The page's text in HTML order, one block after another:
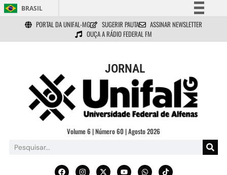
BRASIL
Simplifique!
Comunica BR
Acesso à informação
Legislação
Canais
PORTAL DA UNIFAL-MG SUGERIR PAUTA
ASSINAR NEWSLETTER
OUÇA A RÁDIO FEDERAL FM
JORNAL
Volume 6 | Número 60 | Agosto 2026